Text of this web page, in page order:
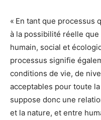
« En tant que processus
à la possibilité réelle
humain, social et
processus signifie
conditions de vie, de
acceptables pour toute
suppose donc une
et la nature, et entre